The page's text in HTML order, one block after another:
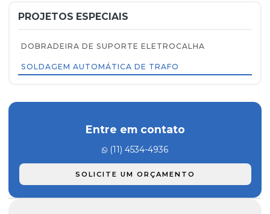
PROJETOS ESPECIAIS
DOBRADEIRA DE SUPORTE ELETROCALHA
SOLDAGEM AUTOMÁTICA DE TRAFO
Entre em contato
(11) 4534-4936
SOLICITE UM ORÇAMENTO